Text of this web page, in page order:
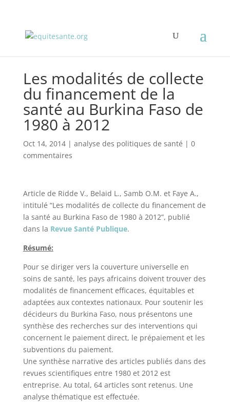
Les modalités de collecte
du financement de la
santé au Burkina Faso de
1980 à 2012
Oct 14, 2014| analyse des politiques de santé | 0
commentaires
Article de Ridde V., Belaid L., Samb O.M. et Faye A.,
intitulé “Les modalités de collecte du financement de
la santé au Burkina Faso de 1980 à 2012”, publié
dans la Revue Santé Publique.
Résumé:
Pour se diriger vers la couverture universelle en
soins de santé, les pays africains doivent trouver des
modalités de financement efficaces, équitables et
adaptées aux contextes nationaux. Pour soutenir les
décideurs du Burkina Faso, nous présentons une
synthèse des recherches sur des interventions qui
concernent le paiement direct, le prépaiement et les
subventions du paiement.
Une synthèse narrative des articles publiés dans des
revues scientifiques entre 1980 et 2012 est
entreprise. Au total, 64 articles sont retenus. Une
analyse thématique est effectuée.